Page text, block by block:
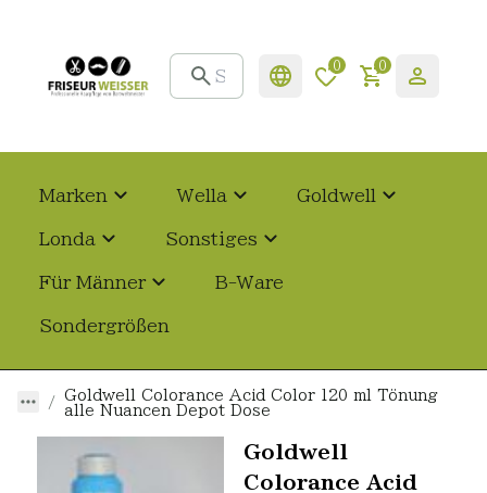
0 0
Marken Wella Goldwell
Londa Sonstiges
Für Männer B-Ware
Sondergrößen
Goldwell Colorance Acid Color 120 ml Tönung
alle Nuancen Depot Dose
Goldwell
Colorance Acid